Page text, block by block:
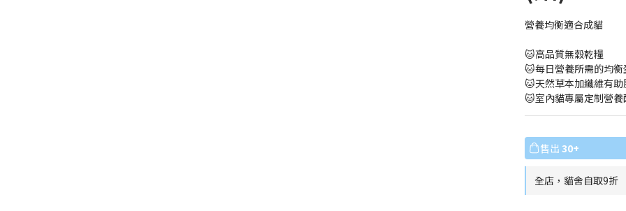
營養均衡適合成貓
🐱高品質無穀乾糧
🐱每日營養所需的均衡
🐱天然草本加纖維有
🐱室內貓專屬定制營養
售出 30+
全店，貓舍自取9折